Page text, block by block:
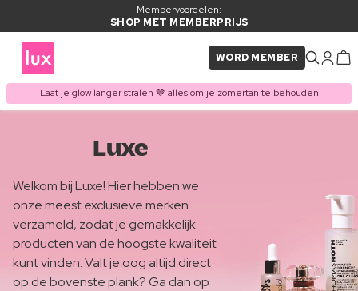
Membervoordelen:
SHOP MET MEMBERPRIJS
WORD MEMBER
Laat je glow langer stralen 🤎 alles om je zomertan te behouden
Luxe
Welkom bij Luxe! Hier hebben we
onze meest exclusieve merken
verzameld, zodat je gemakkelijk
producten van de hoogste kwaliteit
kunt vinden. Valt je oog altijd direct
op de bovenste plank? Ga dan op